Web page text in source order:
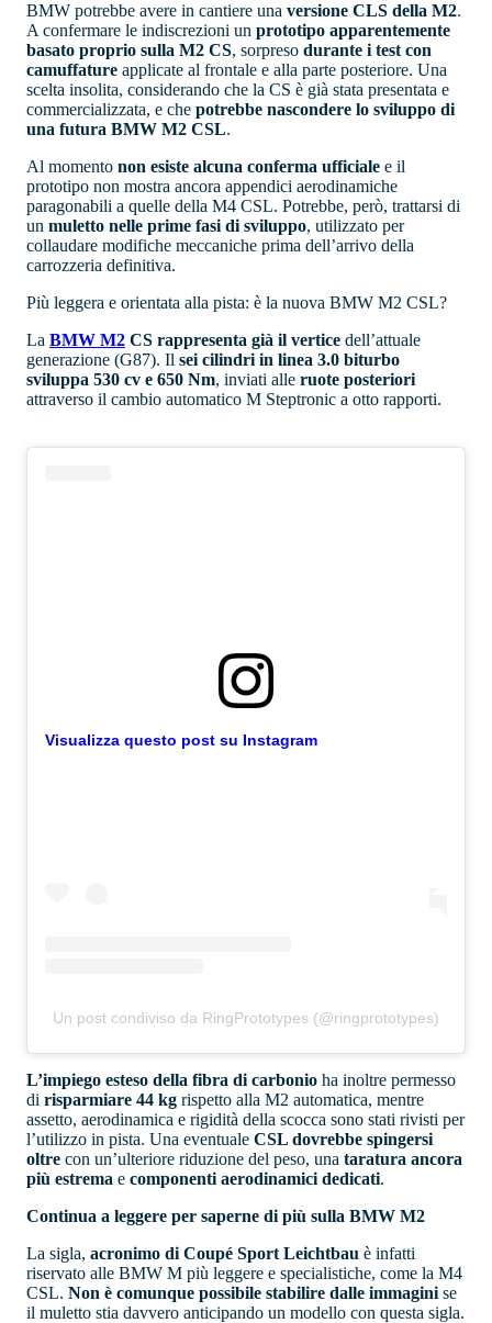
BMW potrebbe avere in cantiere una versione CLS della M2.
A confermare le indiscrezioni un prototipo apparentemente
basato proprio sulla M2 CS, sorpreso durante i test con
camuffature applicate al frontale e alla parte posteriore. Una
scelta insolita, considerando che la CS è già stata presentata e
commercializzata, e che potrebbe nascondere lo sviluppo di
una futura BMW M2 CSL.
Al momento non esiste alcuna conferma ufficiale e il
prototipo non mostra ancora appendici aerodinamiche
paragonabili a quelle della M4 CSL. Potrebbe, però, trattarsi di
un muletto nelle prime fasi di sviluppo, utilizzato per
collaudare modifiche meccaniche prima dell’arrivo della
carrozzeria definitiva.
Più leggera e orientata alla pista: è la nuova BMW M2 CSL?
La BMW M2 CS rappresenta già il vertice dell’attuale
generazione (G87). Il sei cilindri in linea 3.0 biturbo
sviluppa 530 cv e 650 Nm, inviati alle ruote posteriori
attraverso il cambio automatico M Steptronic a otto rapporti.
Visualizza questo post su Instagram
Un post condiviso da RingPrototypes (@ringprototypes)
L’impiego esteso della fibra di carbonio ha inoltre permesso
di risparmiare 44 kg rispetto alla M2 automatica, mentre
assetto, aerodinamica e rigidità della scocca sono stati rivisti per
l’utilizzo in pista. Una eventuale CSL dovrebbe spingersi
oltre con un’ulteriore riduzione del peso, una taratura ancora
più estrema e componenti aerodinamici dedicati.
Continua a leggere per saperne di più sulla BMW M2
La sigla, acronimo di Coupé Sport Leichtbau è infatti
riservato alle BMW M più leggere e specialistiche, come la M4
CSL. Non è comunque possibile stabilire dalle immagini se
il muletto stia davvero anticipando un modello con questa sigla.